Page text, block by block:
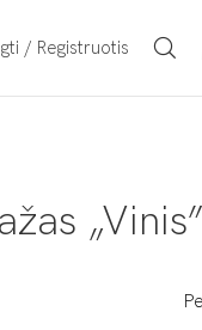
/ Registruotis
„Vinis”